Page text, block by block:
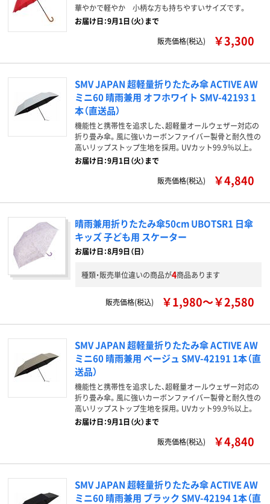
華やかで軽やか 小柄な方も持ちやすいサイズです。
お届け日：9月1日（火）まで
販売価格(税込)
￥3,300
SMV JAPAN 超軽量折りたたみ傘 ACTIVE AW
ミニ60 晴雨兼用 オフホワイト SMV-42193 1
本（直送品）
機能性と携帯性を追求した、超軽量オールウェザー対応の
折り畳み傘。風に強いカーボンファイバー製骨と耐久性の
高いリップストップ生地を採用。UVカット99.9％以上。
お届け日：9月1日（火）まで
販売価格(税込)
￥4,840
晴雨兼用折りたたみ傘50cm UBOTSR1 日傘
キッズ 子ども用 スケーター
お届け日：8月9日（日）
種類・販売単位違いの商品が4商品あります
販売価格(税込) ￥1,980～￥2,580
SMV JAPAN 超軽量折りたたみ傘 ACTIVE AW
ミニ60 晴雨兼用 ベージュ SMV-42191 1本（直
送品）
機能性と携帯性を追求した、超軽量オールウェザー対応の
折り畳み傘。風に強いカーボンファイバー製骨と耐久性の
高いリップストップ生地を採用。UVカット99.9％以上。
お届け日：9月1日（火）まで
販売価格(税込)
￥4,840
SMV JAPAN 超軽量折りたたみ傘 ACTIVE AW
ミニ60 晴雨兼用 ブラック SMV-42194 1本（直